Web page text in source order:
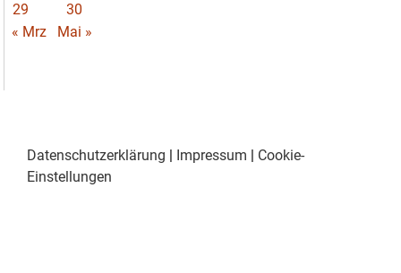
29
30
« Mrz
Mai »
Datenschutzerklärung Impressum
Cookie-
Einstellungen